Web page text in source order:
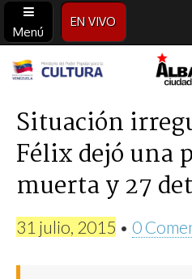
Menú
EN VIVO
Alba
Ciudad
96.3
FM
Situación
Félix dejó una
muerta y 27
31 julio, 2015 • 0